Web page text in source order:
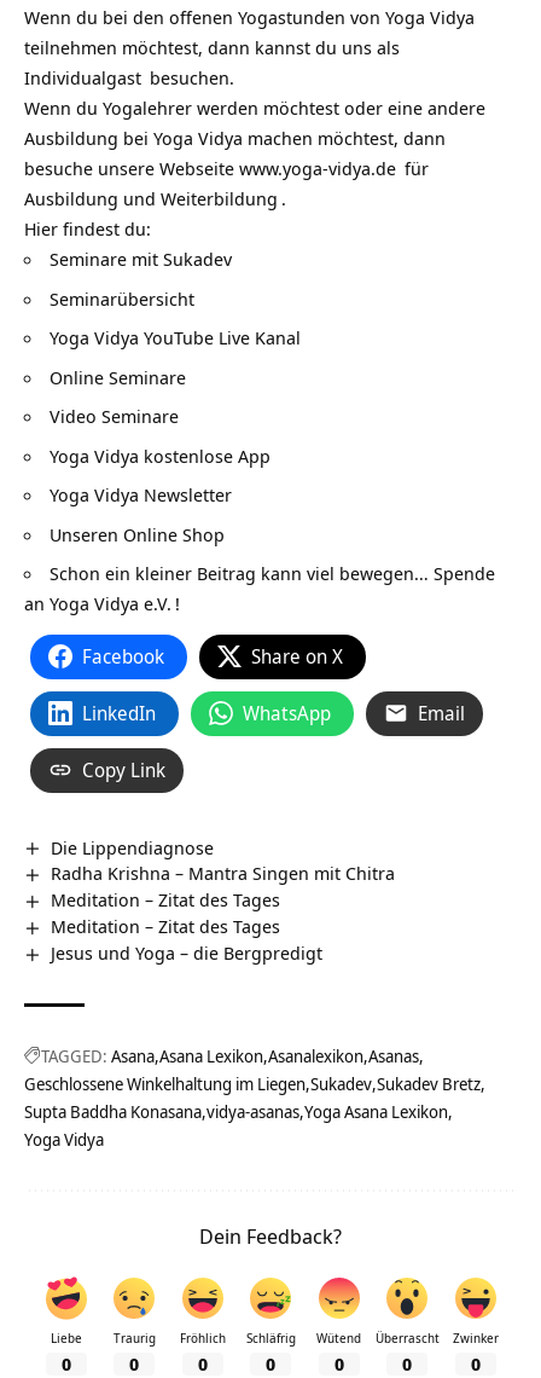
Wenn du bei den offenen Yogastunden von Yoga Vidya
teilnehmen möchtest, dann kannst du uns als
Individualgast besuchen.
Wenn du Yogalehrer werden möchtest oder eine andere
Ausbildung bei Yoga Vidya machen möchtest, dann
besuche unsere Webseite www.yoga-vidya.de für
Ausbildung und Weiterbildung .
Hier findest du:
Seminare mit Sukadev
Seminarübersicht
Yoga Vidya YouTube Live Kanal
Online Seminare
Video Seminare
Yoga Vidya kostenlose App
Yoga Vidya Newsletter
Unseren Online Shop
Schon ein kleiner Beitrag kann viel bewegen… Spende
an Yoga Vidya e.V. !
Facebook Share on X
LinkedIn WhatsApp Email
Copy Link
Die Lippendiagnose
Radha Krishna – Mantra Singen mit Chitra
Meditation – Zitat des Tages
Meditation – Zitat des Tages
Jesus und Yoga – die Bergpredigt
TAGGED: Asana Asana Lexikon Asanalexikon Asanas
Geschlossene Winkelhaltung im Liegen Sukadev Sukadev Bretz
Supta Baddha Konasana vidya-asanas Yoga Asana Lexikon
Yoga Vidya
Dein Feedback?
Liebe
0
Traurig
0
Fröhlich
0
Schläfrig
0
Wütend
0
Überrascht
0
Zwinker
0